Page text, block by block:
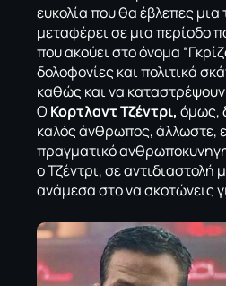
ευκολία που θα έβλεπες μια
μεταφέρει σε μια περίοδο
που ακούει στο όνομα
δολοφονίες και πολιτικά
καθώς και να
Ο Κορτλαντ Τζέντρι, όμως,
καλός άνθρωπος, άλλωστε,
πραγματικό
ο Τζέντρι, σε αντιδιαστολή
ανάμεσα στο να σκοτώνεις